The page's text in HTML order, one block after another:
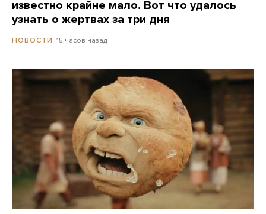
известно крайне мало. Вот что удалось
узнать о жертвах за три дня
НОВОСТИ 15 часов назад